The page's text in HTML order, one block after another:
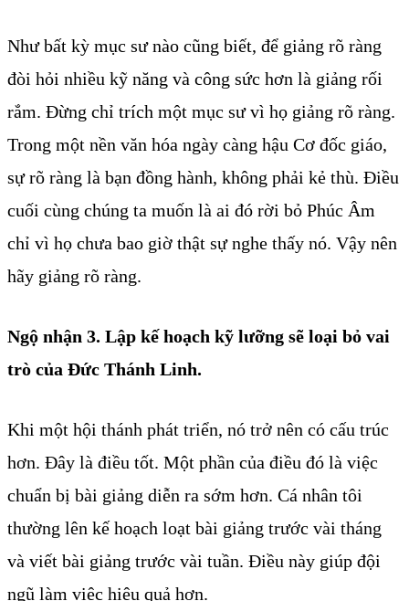
Như bất kỳ mục sư nào cũng biết, để giảng rõ ràng
đòi hỏi nhiều kỹ năng và công sức hơn là giảng rối
rắm. Đừng chỉ trích một mục sư vì họ giảng rõ ràng.
Trong một nền văn hóa ngày càng hậu Cơ đốc giáo,
sự rõ ràng là bạn đồng hành, không phải kẻ thù. Điều
cuối cùng chúng ta muốn là ai đó rời bỏ Phúc Âm
chỉ vì họ chưa bao giờ thật sự nghe thấy nó. Vậy nên
hãy giảng rõ ràng.
Ngộ nhận 3. Lập kế hoạch kỹ lưỡng sẽ loại bỏ vai
trò của Đức Thánh Linh.
Khi một hội thánh phát triển, nó trở nên có cấu trúc
hơn. Đây là điều tốt. Một phần của điều đó là việc
chuẩn bị bài giảng diễn ra sớm hơn. Cá nhân tôi
thường lên kế hoạch loạt bài giảng trước vài tháng
và viết bài giảng trước vài tuần. Điều này giúp đội
ngũ làm việc hiệu quả hơn.